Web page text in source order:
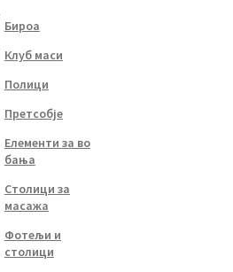
Бироа
Клуб маси
Полици
Претсобје
Елементи за во
бања
Столици за
масажа
Фотељи и
столици